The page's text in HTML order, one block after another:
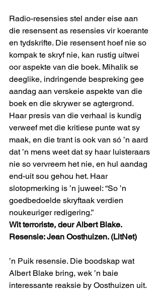
Radio-resensies stel ander eise aan
die resensent as resensies vir koerante
en tydskrifte. Die resensent hoef nie so
kompak te skryf nie, kan rustig uitwei
oor aspekte van die boek. Mihalik se
deeglike, indringende bespreking gee
aandag aan verskeie aspekte van die
boek en die skrywer se agtergrond.
Haar presis van die verhaal is kundig
verweef met die kritiese punte wat sy
maak, en die trant is ook van só ’n aard
dat ’n mens weet dat sy haar luisteraars
nie so vervreem het nie, en hul aandag
end-uit sou gehou het. Haar
slotopmerking is ’n juweel: “So ’n
goedbedoelde skryftaak verdien
noukeuriger redigering.”
Wit terroriste, deur Albert Blake.
Resensie: Jean Oosthuizen. (LitNet)
’n Puik resensie. Die boodskap wat
Albert Blake bring, wek ’n baie
interessante reaksie by Oosthuizen uit.